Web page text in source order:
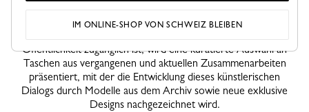
von Longchamp und Jeremy Scott gewidmet ist. In der
Öffentlichkeit zugänglich ist, wird eine kuratierte Auswahl an
Taschen aus vergangenen und aktuellen Zusammenarbeiten
präsentiert, mit der die Entwicklung dieses künstlerischen
Dialogs durch Modelle aus dem Archiv sowie neue exklusive
Designs nachgezeichnet wird.
IM ONLINE-SHOP VON SCHWEIZ BLEIBEN